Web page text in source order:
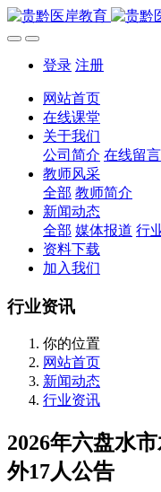
登录 注册
网站首页
在线课堂
关于我们
公司简介 在线留言
教师风采
全部 教师简介
新闻动态
全部 媒体报道 行
资料下载
加入我们
行业资讯
你的位置
网站首页
新闻动态
行业资讯
2026年六盘水
外17人公告